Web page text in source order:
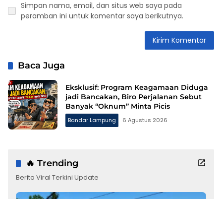
Simpan nama, email, dan situs web saya pada
peramban ini untuk komentar saya berikutnya.
Baca Juga
Eksklusif: Program Keagamaan Diduga
jadi Bancakan, Biro Perjalanan Sebut
Banyak “Oknum” Minta Picis
Bandar Lampung 6 Agustus 2026
🔥 Trending
Berita Viral Terkini Update